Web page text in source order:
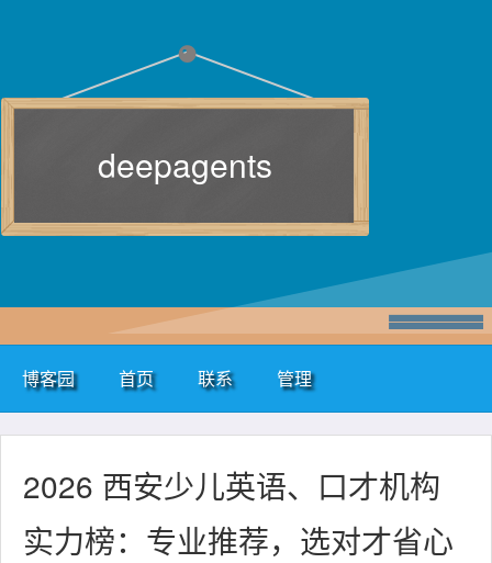
deepagents
博客园 首页 联系 管理
2026 西安少儿英语、口才机构
实力榜：专业推荐，选对才省心